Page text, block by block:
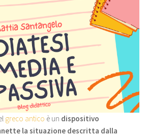
greco antico è un dispositivo
la situazione descritta dalla